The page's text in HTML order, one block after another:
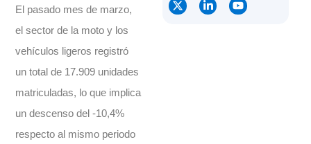
El pasado mes de marzo,
el sector de la moto y los
vehículos ligeros registró
un total de 17.909 unidades
matriculadas, lo que implica
un descenso del -10,4%
respecto al mismo periodo